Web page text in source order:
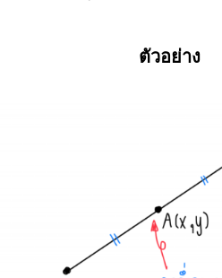
ตัวอย่าง